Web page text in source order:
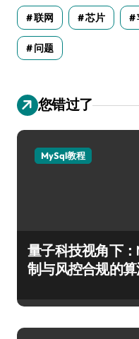
联网 芯片
问题
您错过了
MySql教程
量子科技视角下
制与风控合规的